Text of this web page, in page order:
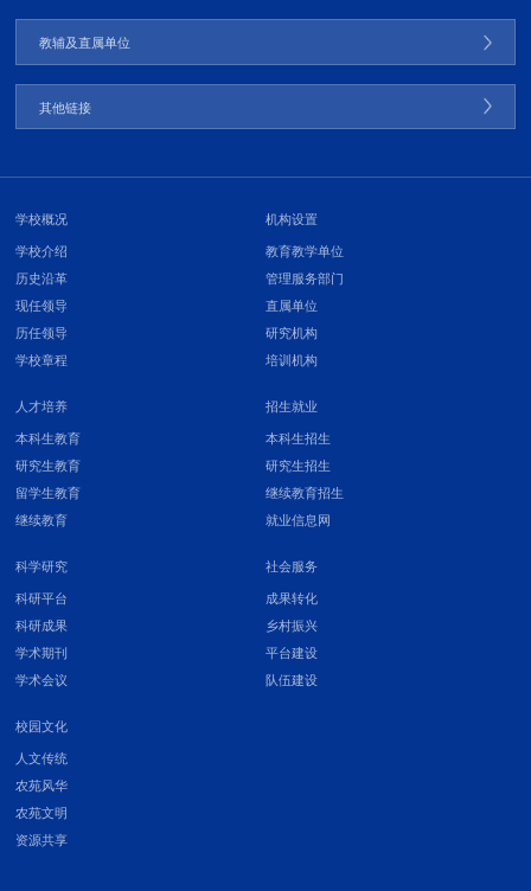
第 3 页
教辅及直属单位
其他链接
学校概况
学校介绍
历史沿革
现任领导
历任领导
学校章程
机构设置
教育教学单位
管理服务部门
直属单位
研究机构
培训机构
人才培养
本科生教育
研究生教育
留学生教育
继续教育
招生就业
本科生招生
研究生招生
继续教育招生
就业信息网
科学研究
科研平台
科研成果
学术期刊
学术会议
社会服务
成果转化
乡村振兴
平台建设
队伍建设
校园文化
人文传统
农苑风华
农苑文明
资源共享